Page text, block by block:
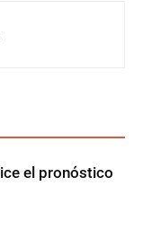
el pronóstico